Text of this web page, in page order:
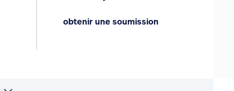
obtenir une soumission